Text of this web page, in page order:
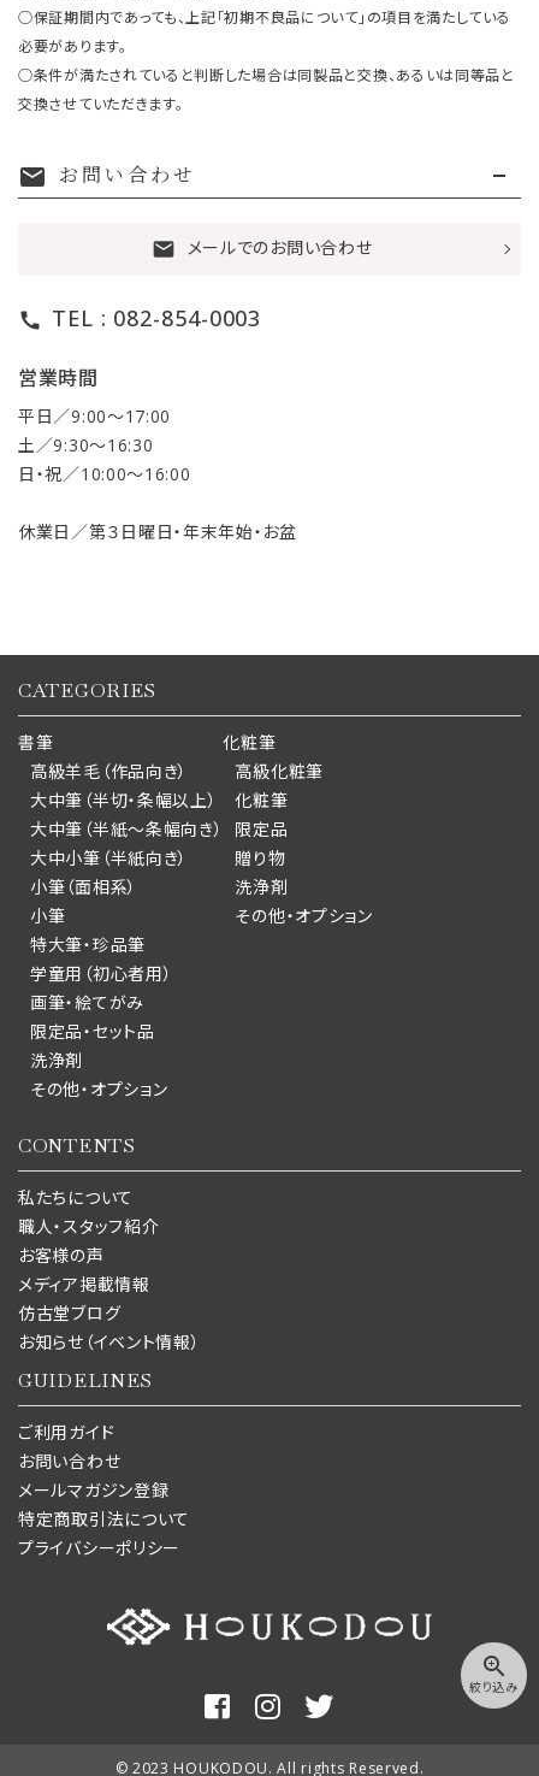
zoom_in
絞り込み
○保証期間内であっても、上記「初期不良品について」の項目を満たしている
必要があります。
○条件が満たされていると判断した場合は同製品と交換、あるいは同等品と
交換させていただきます。
mail お問い合わせ
mail メールでのお問い合わせ
call TEL : 082-854-0003
営業時間
平日／9:00〜17:00
土／9:30〜16:30
日・祝／10:00〜16:00
休業日／第３日曜日・年末年始・お盆
CATEGORIES
書筆
高級羊毛（作品向き）
大中筆（半切・条幅以上）
大中筆（半紙～条幅向き）
大中小筆（半紙向き）
小筆（面相系）
小筆
特大筆・珍品筆
学童用（初心者用）
画筆・絵てがみ
限定品・セット品
洗浄剤
その他・オプション
化粧筆
高級化粧筆
化粧筆
限定品
贈り物
洗浄剤
その他・オプション
CONTENTS
私たちについて
職人・スタッフ紹介
お客様の声
メディア掲載情報
仿古堂ブログ
お知らせ（イベント情報）
GUIDELINES
ご利用ガイド
お問い合わせ
メールマガジン登録
特定商取引法について
プライバシーポリシー
© 2023 HOUKODOU. All rights Reserved.